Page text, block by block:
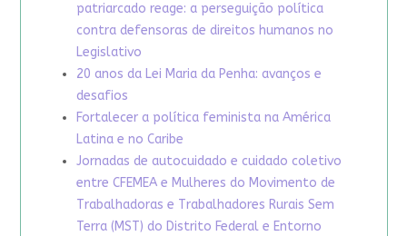
patriarcado reage: a perseguição política
contra defensoras de direitos humanos no
Legislativo
20 anos da Lei Maria da Penha: avanços e
desafios
Fortalecer a política feminista na América
Latina e no Caribe
Jornadas de autocuidado e cuidado coletivo
entre CFEMEA e Mulheres do Movimento de
Trabalhadoras e Trabalhadores Rurais Sem
Terra (MST) do Distrito Federal e Entorno